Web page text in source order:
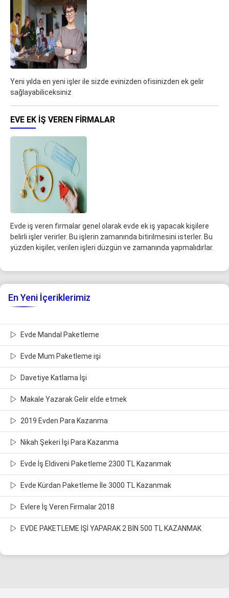
Yeni yılda en yeni işler ile sizde evinizden ofisinizden ek gelir
sağlayabiliceksiniz
EVE EK IŞ VEREN FIRMALAR
Evde iş veren firmalar genel olarak evde ek iş yapacak kişilere
belirli işler verirler. Bu işlerin zamanında bitirilmesini isterler. Bu
yüzden kişiler, verilen işleri düzgün ve zamanında yapmalıdırlar.
En Yeni İçeriklerimiz
Evde Mandal Paketleme
Evde Mum Paketleme işi
Davetiye Katlama İşi
Makale Yazarak Gelir elde etmek
2019 Evden Para Kazanma
Nikah Şekeri İşi Para Kazanma
Evde İş Eldiveni Paketleme 2300 TL Kazanmak
Evde Kürdan Paketleme İle 3000 TL Kazanmak
Evlere İş Veren Firmalar 2018
EVDE PAKETLEME İŞİ YAPARAK 2 BİN 500 TL KAZANMAK